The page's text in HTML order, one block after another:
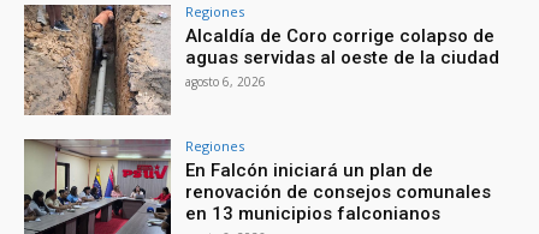
Regiones
Alcaldía de Coro corrige colapso de
aguas servidas al oeste de la ciudad
agosto 6, 2026
Regiones
En Falcón iniciará un plan de
renovación de consejos comunales
en 13 municipios falconianos